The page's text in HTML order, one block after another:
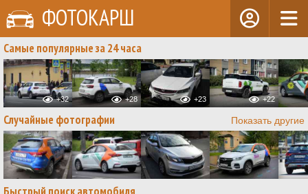
ФОТОКАРШ
Самые популярные за 24 часа
+32 +28 +23 +22
Показать другие
Случайные фотографии